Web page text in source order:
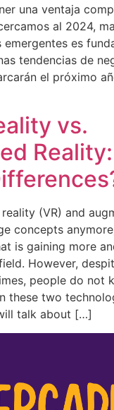
una ventaja
al 2024,
es
tendencias de
el próximo
vs.
(VR) and
concepts
is gaining more
However,
people do not
these two
talk about […]